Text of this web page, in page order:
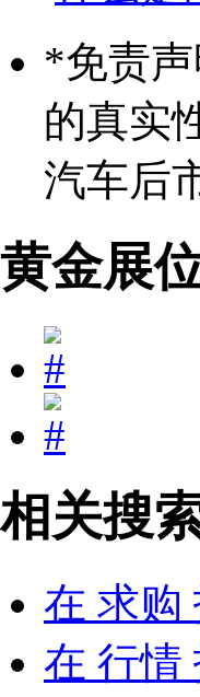
*免责
的真实
汽车后
黄金展
相关搜
在 求购
在 行情